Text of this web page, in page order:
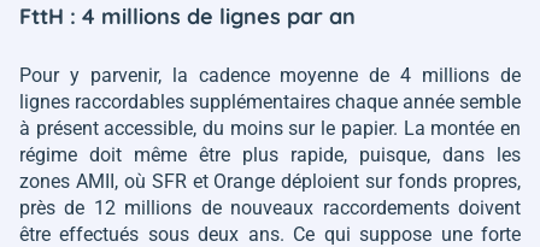
FttH : 4 millions de lignes par an
Pour y parvenir, la cadence moyenne de 4 millions de
lignes raccordables supplémentaires chaque année semble
à présent accessible, du moins sur le papier. La montée en
régime doit même être plus rapide, puisque, dans les
zones AMII, où SFR et Orange déploient sur fonds propres,
près de 12 millions de nouveaux raccordements doivent
être effectués sous deux ans. Ce qui suppose une forte